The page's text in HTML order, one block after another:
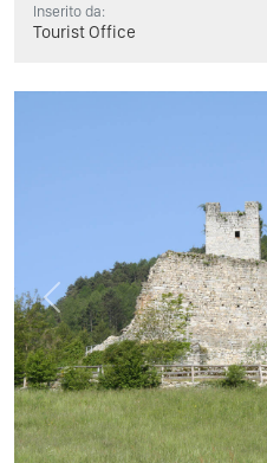
Inserito da:
Tourist Office
Previous